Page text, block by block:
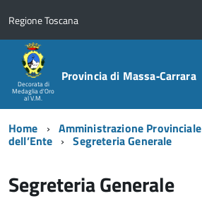
Regione Toscana
Decorata di
Medaglia d'Oro
al V.M.
Provincia di Massa‑Carrara
Home Amministrazione Provinciale
dell’Ente Segreteria Generale
Segreteria Generale